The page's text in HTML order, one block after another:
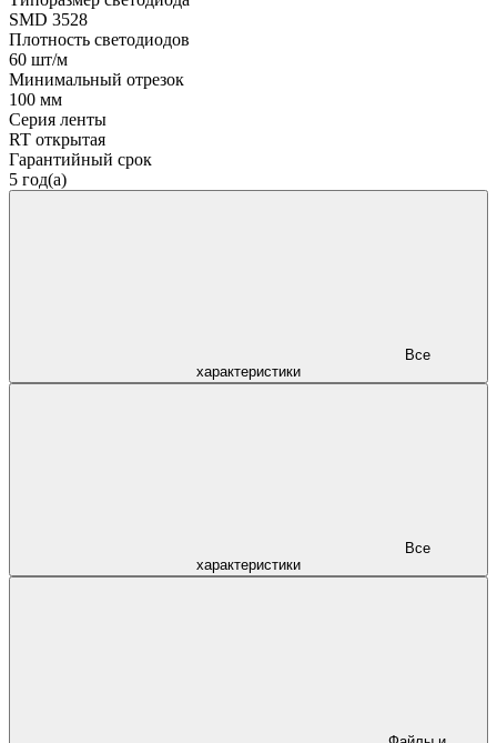
SMD 3528
Плотность светодиодов
60 шт/м
Минимальный отрезок
100 мм
Серия ленты
RT открытая
Гарантийный срок
5 год(а)
характеристики
характеристики